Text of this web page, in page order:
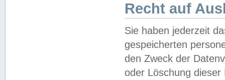
Recht auf
Sie haben jederzeit
gespeicherten
den Zweck der
oder Löschung